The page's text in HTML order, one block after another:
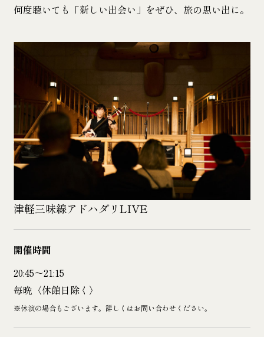
何度聴いても「新しい出会い」をぜひ、旅の思い出に。
津軽三味線アドハダリLIVE
開催時間
20:45〜21:15
毎晩〈休館日除く〉
※休演の場合もございます。詳しくはお問い合わせください。